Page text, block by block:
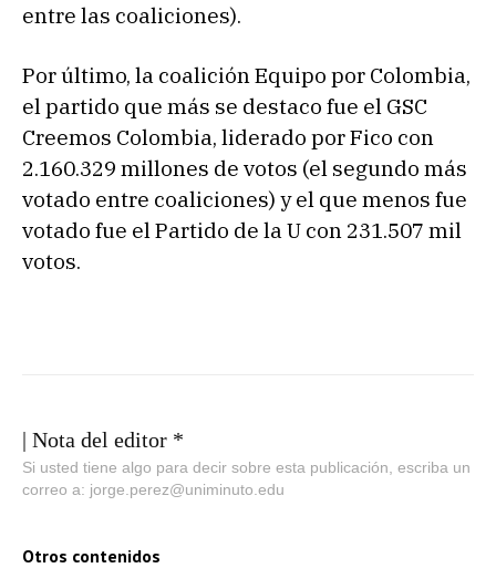
entre las coaliciones).
Por último, la coalición Equipo por Colombia,
el partido que más se destaco fue el GSC
Creemos Colombia, liderado por Fico con
2.160.329 millones de votos (el segundo más
votado entre coaliciones) y el que menos fue
votado fue el Partido de la U con 231.507 mil
votos.
| Nota del editor *
Si usted tiene algo para decir sobre esta publicación, escriba un
correo a: jorge.perez@uniminuto.edu
Otros contenidos